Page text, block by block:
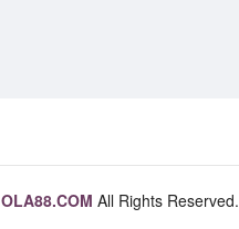
OLA88.COM All Rights Reserved.